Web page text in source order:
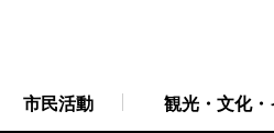
市民活動 観光・文化・